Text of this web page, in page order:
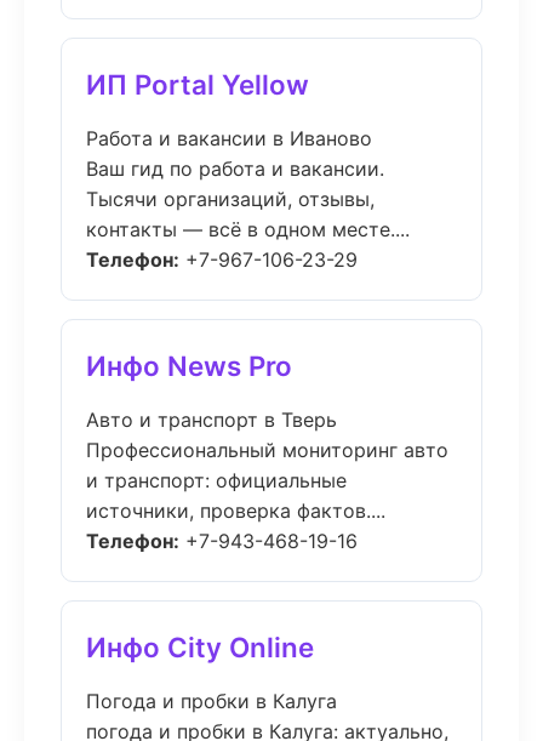
ИП Portal Yellow
Работа и вакансии в Иваново
Ваш гид по работа и вакансии.
Тысячи организаций, отзывы,
контакты — всё в одном месте....
Телефон: +7-967-106-23-29
Инфо News Pro
Авто и транспорт в Тверь
Профессиональный мониторинг авто
и транспорт: официальные
источники, проверка фактов....
Телефон: +7-943-468-19-16
Инфо City Online
Погода и пробки в Калуга
погода и пробки в Калуга: актуально,